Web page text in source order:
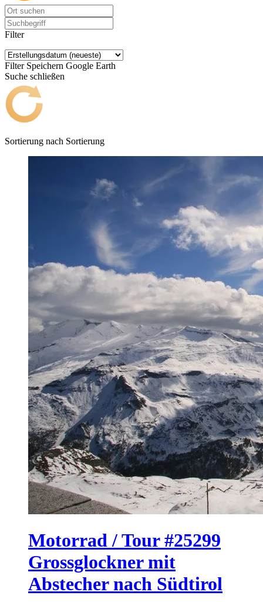
Filter
Filter Speichern Google Earth
Suche schließen
Sortierung nach Sortierung
Motorrad / Tour #25299
Grossglockner mit
Abstecher nach Südtirol